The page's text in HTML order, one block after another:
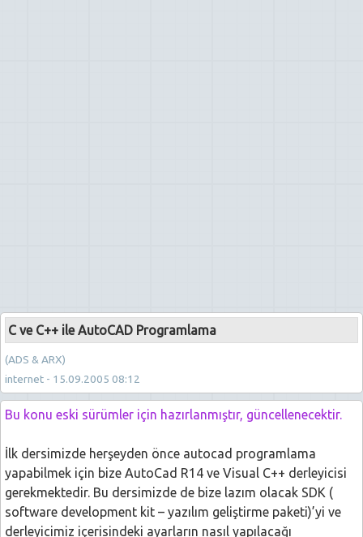
C ve C++ ile AutoCAD Programlama
(ADS & ARX)
internet - 15.09.2005 08:12
Bu konu eski sürümler için hazırlanmıştır, güncellenecektir.
İlk dersimizde herşeyden önce autocad programlama
yapabilmek için bize AutoCad R14 ve Visual C++ derleyicisi
gerekmektedir. Bu dersimizde de bize lazım olacak SDK (
software development kit – yazılım geliştirme paketi)’yi ve
derleyicimiz içerisindeki ayarların nasıl yapılacağı